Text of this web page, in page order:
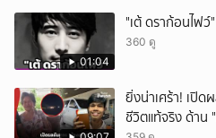
01:04
"เต้ ดราก้อนไฟว์
360 ดู
ยิ่งน่าเศร้า! เปิ
ชีวิตแท้จริง ด้าน